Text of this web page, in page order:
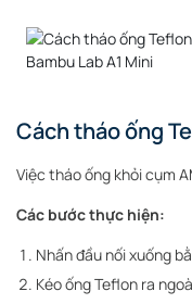
Cách tháo ống
Việc tháo ống khỏi cụm
Các bước thực hiện:
Nhấn đầu nối xuống
Kéo ống Teflon ra